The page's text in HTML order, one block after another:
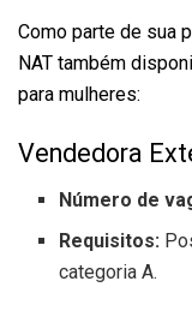
Como parte de sua
NAT também
para mulheres:
Vendedora
Número de
Requisitos:
categoria A.